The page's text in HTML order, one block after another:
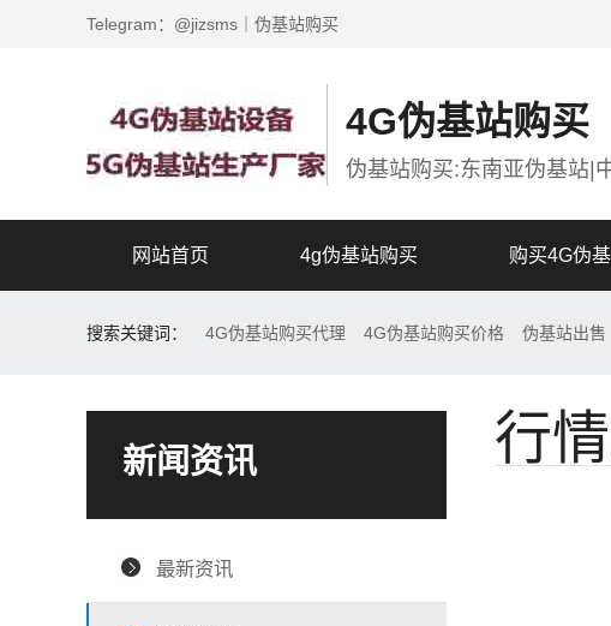
Telegram：@jizsms｜伪基站购买
4G伪基站购买
伪基站购买:东南亚伪基站|
网站首页 4g伪基站购买 购买4G伪
搜索关键词： 4G伪基站购买代理 4G伪基站购买价格 伪基站出售
新闻资讯
最新资讯
行